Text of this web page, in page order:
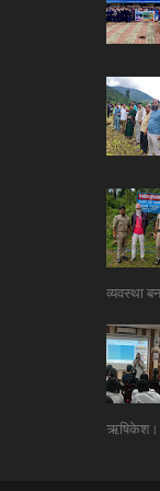
व्यवस्था
ऋषिकेश।